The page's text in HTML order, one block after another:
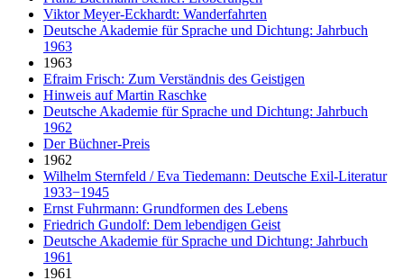
Viktor Meyer-Eckhardt: Wanderfahrten
Deutsche Akademie für Sprache und Dichtung: Jahrbuch
1963
1963
Efraim Frisch: Zum Verständnis des Geistigen
Hinweis auf Martin Raschke
Deutsche Akademie für Sprache und Dichtung: Jahrbuch
1962
Der Büchner-Preis
1962
Wilhelm Sternfeld / Eva Tiedemann: Deutsche Exil-Literatur
1933−1945
Ernst Fuhrmann: Grundformen des Lebens
Friedrich Gundolf: Dem lebendigen Geist
Deutsche Akademie für Sprache und Dichtung: Jahrbuch
1961
1961